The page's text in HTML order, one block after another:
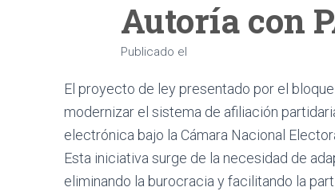
Autoría con
Publicado el
El proyecto de ley presentado por el
modernizar el sistema de afiliación
electrónica bajo la Cámara Nacional
Esta iniciativa surge de la necesidad de
eliminando la burocracia y facilitando la